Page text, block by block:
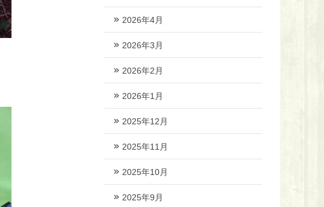
2026年4月
2026年3月
2026年2月
2026年1月
2025年12月
2025年11月
2025年10月
2025年9月